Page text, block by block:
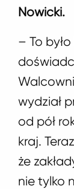
Nowicki.
– To
wydział
od pół
kraj.
że
nie tylko